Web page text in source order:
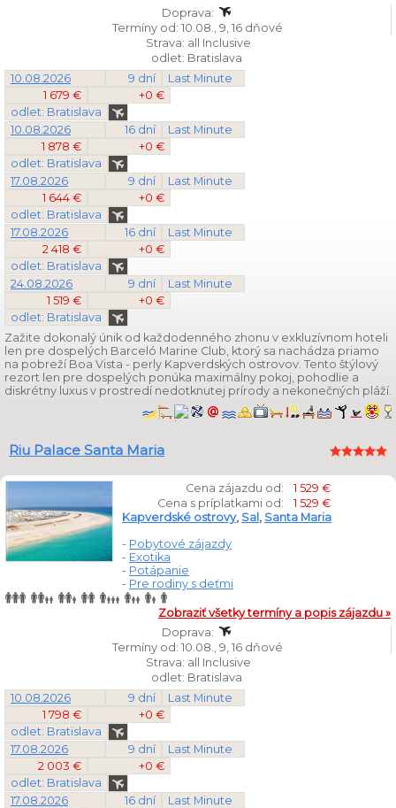
Doprava:
Termíny od: 10.08., 9, 16 dňové
Strava: all Inclusive
odlet: Bratislava
10.08.2026
9 dní
Last Minute
1 679 €
+0 €
odlet: Bratislava
10.08.2026
16 dní
Last Minute
1 878 €
+0 €
odlet: Bratislava
17.08.2026
9 dní
Last Minute
1 644 €
+0 €
odlet: Bratislava
17.08.2026
16 dní
Last Minute
2 418 €
+0 €
odlet: Bratislava
24.08.2026
9 dní
Last Minute
1 519 €
+0 €
odlet: Bratislava
Zažite dokonalý únik od každodenného zhonu v exkluzívnom hoteli
len pre dospelých Barceló Marine Club, ktorý sa nachádza priamo
na pobreží Boa Vista - perly Kapverdských ostrovov. Tento štýlový
rezort len pre dospelých ponúka maximálny pokoj, pohodlie a
diskrétny luxus v prostredí nedotknutej prírody a nekonečných pláží.
Riu Palace Santa Maria
Cena zájazdu od:
1 529 €
Cena s príplatkami od:
1 529 €
Kapverdské ostrovy, Sal , Santa Maria
- Pobytové zájazdy
- Exotika
- Potápanie
- Pre rodiny s deťmi
Zobraziť všetky termíny a popis zájazdu »
Doprava:
Termíny od: 10.08., 9, 16 dňové
Strava: all Inclusive
odlet: Bratislava
10.08.2026
9 dní
Last Minute
1 798 €
+0 €
odlet: Bratislava
17.08.2026
9 dní
Last Minute
2 003 €
+0 €
odlet: Bratislava
17.08.2026
16 dní
Last Minute